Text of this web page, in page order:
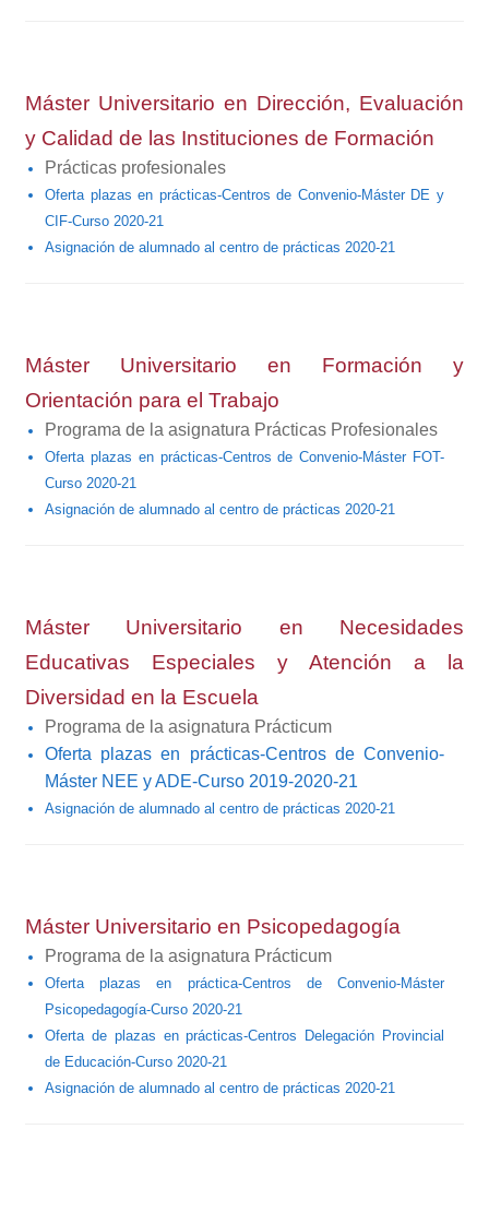
Máster Universitario en Dirección, Evaluación
y Calidad de las Instituciones de Formación
Prácticas profesionales
Oferta plazas en prácticas-Centros de Convenio-Máster DE y
CIF-Curso 2020-21
Asignación de alumnado al centro de prácticas 2020-21
Máster Universitario en Formación y
Orientación para el Trabajo
Programa de la asignatura Prácticas Profesionales
Oferta plazas en prácticas-Centros de Convenio-Máster FOT-
Curso 2020-21
Asignación de alumnado al centro de prácticas 2020-21
Máster Universitario en Necesidades
Educativas Especiales y Atención a la
Diversidad en la Escuela
Programa de la asignatura Prácticum
Oferta plazas en prácticas-Centros de Convenio-
Máster NEE y ADE-Curso 2019-2020-21
Asignación de alumnado al centro de prácticas 2020-21
Máster Universitario en Psicopedagogía
Programa de la asignatura Prácticum
Oferta plazas en práctica-Centros de Convenio-Máster
Psicopedagogía-Curso 2020-21
Oferta de plazas en prácticas-Centros Delegación Provincial
de Educación-Curso 2020-21
Asignación de alumnado al centro de prácticas 2020-21